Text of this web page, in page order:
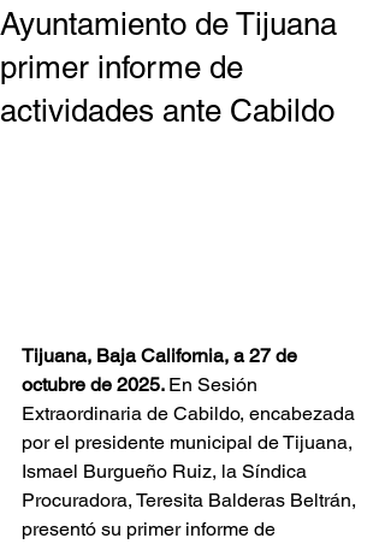
Ayuntamiento de Tijuana
primer informe de
actividades ante Cabildo
Tijuana, Baja California, a 27 de
octubre de 2025. En Sesión
Extraordinaria de Cabildo, encabezada
por el presidente municipal de Tijuana,
Ismael Burgueño Ruiz, la Síndica
Procuradora, Teresita Balderas Beltrán,
presentó su primer informe de